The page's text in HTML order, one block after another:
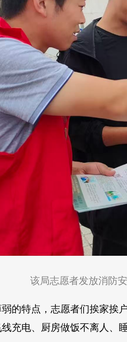
该局志愿者发放消防
的特点，志愿者们挨家挨
充电、厨房做饭不离人